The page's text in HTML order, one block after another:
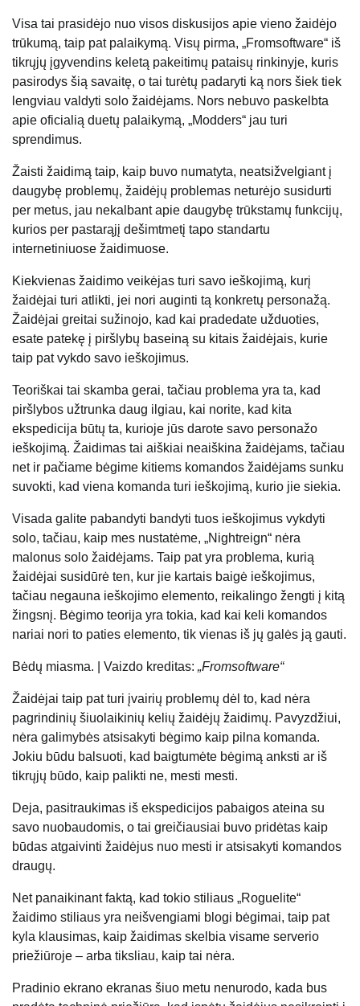
Visa tai prasidėjo nuo visos diskusijos apie vieno žaidėjo
trūkumą, taip pat palaikymą. Visų pirma, „Fromsoftware“ iš
tikrųjų įgyvendins keletą pakeitimų pataisų rinkinyje, kuris
pasirodys šią savaitę, o tai turėtų padaryti ką nors šiek tiek
lengviau valdyti solo žaidėjams. Nors nebuvo paskelbta
apie oficialią duetų palaikymą, „Modders“ jau turi
sprendimus.
Žaisti žaidimą taip, kaip buvo numatyta, neatsižvelgiant į
daugybę problemų, žaidėjų problemas neturėjo susidurti
per metus, jau nekalbant apie daugybę trūkstamų funkcijų,
kurios per pastarąjį dešimtmetį tapo standartu
internetiniuose žaidimuose.
Kiekvienas žaidimo veikėjas turi savo ieškojimą, kurį
žaidėjai turi atlikti, jei nori auginti tą konkretų personažą.
Žaidėjai greitai sužinojo, kad kai pradedate užduoties,
esate patekę į piršlybų baseiną su kitais žaidėjais, kurie
taip pat vykdo savo ieškojimus.
Teoriškai tai skamba gerai, tačiau problema yra ta, kad
piršlybos užtrunka daug ilgiau, kai norite, kad kita
ekspedicija būtų ta, kurioje jūs darote savo personažo
ieškojimą. Žaidimas tai aiškiai neaiškina žaidėjams, tačiau
net ir pačiame bėgime kitiems komandos žaidėjams sunku
suvokti, kad viena komanda turi ieškojimą, kurio jie siekia.
Visada galite pabandyti bandyti tuos ieškojimus vykdyti
solo, tačiau, kaip mes nustatėme, „Nightreign“ nėra
malonus solo žaidėjams. Taip pat yra problema, kurią
žaidėjai susidūrė ten, kur jie kartais baigė ieškojimus,
tačiau negauna ieškojimo elemento, reikalingo žengti į kitą
žingsnį. Bėgimo teorija yra tokia, kad kai keli komandos
nariai nori to paties elemento, tik vienas iš jų galės ją gauti.
Bėdų miasma. | Vaizdo kreditas: „Fromsoftware“
Žaidėjai taip pat turi įvairių problemų dėl to, kad nėra
pagrindinių šiuolaikinių kelių žaidėjų žaidimų. Pavyzdžiui,
nėra galimybės atsisakyti bėgimo kaip pilna komanda.
Jokiu būdu balsuoti, kad baigtumėte bėgimą anksti ar iš
tikrųjų būdo, kaip palikti ne, mesti mesti.
Deja, pasitraukimas iš ekspedicijos pabaigos ateina su
savo nuobaudomis, o tai greičiausiai buvo pridėtas kaip
būdas atgaivinti žaidėjus nuo mesti ir atsisakyti komandos
draugų.
Net panaikinant faktą, kad tokio stiliaus „Roguelite“
žaidimo stiliaus yra neišvengiami blogi bėgimai, taip pat
kyla klausimas, kaip žaidimas skelbia visame serverio
priežiūroje – arba tiksliau, kaip tai nėra.
Pradinio ekrano ekranas šiuo metu nenurodo, kada bus